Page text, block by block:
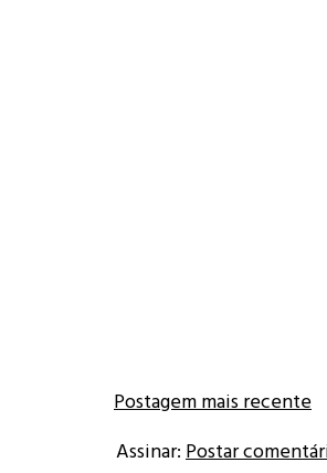
Postagem mais recente
Assinar: Postar